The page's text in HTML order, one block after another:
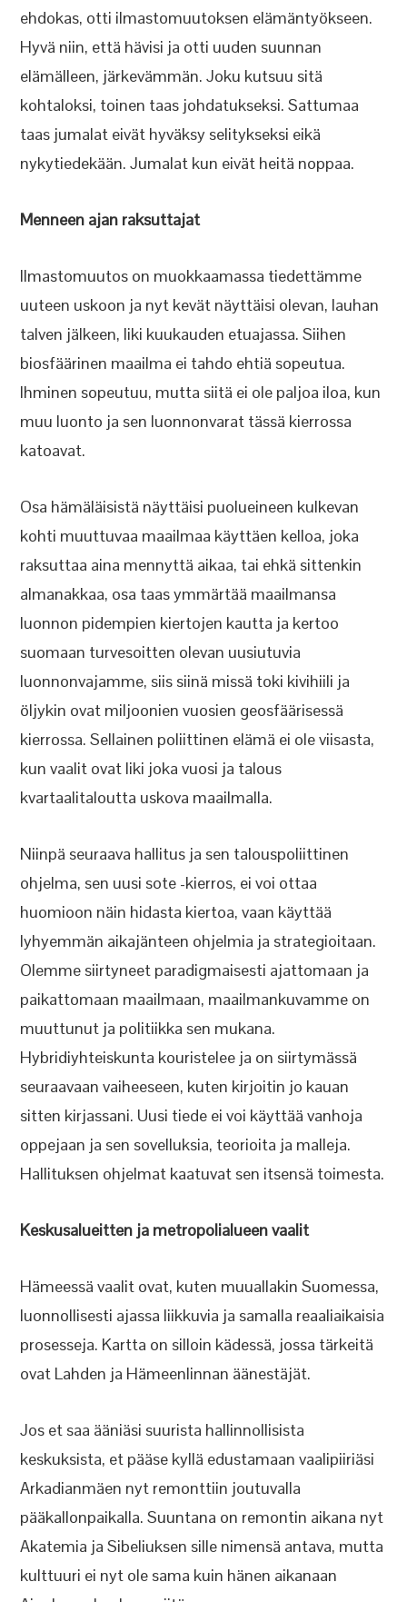
ehdokas, otti ilmastomuutoksen elämäntyökseen.
Hyvä niin, että hävisi ja otti uuden suunnan
elämälleen, järkevämmän. Joku kutsuu sitä
kohtaloksi, toinen taas johdatukseksi. Sattumaa
taas jumalat eivät hyväksy selitykseksi eikä
nykytiedekään. Jumalat kun eivät heitä noppaa.
Menneen ajan raksuttajat
Ilmastomuutos on muokkaamassa tiedettämme
uuteen uskoon ja nyt kevät näyttäisi olevan, lauhan
talven jälkeen, liki kuukauden etuajassa. Siihen
biosfäärinen maailma ei tahdo ehtiä sopeutua.
Ihminen sopeutuu, mutta siitä ei ole paljoa iloa, kun
muu luonto ja sen luonnonvarat tässä kierrossa
katoavat.
Osa hämäläisistä näyttäisi puolueineen kulkevan
kohti muuttuvaa maailmaa käyttäen kelloa, joka
raksuttaa aina mennyttä aikaa, tai ehkä sittenkin
almanakkaa, osa taas ymmärtää maailmansa
luonnon pidempien kiertojen kautta ja kertoo
suomaan turvesoitten olevan uusiutuvia
luonnonvajamme, siis siinä missä toki kivihiili ja
öljykin ovat miljoonien vuosien geosfäärisessä
kierrossa. Sellainen poliittinen elämä ei ole viisasta,
kun vaalit ovat liki joka vuosi ja talous
kvartaalitaloutta uskova maailmalla.
Niinpä seuraava hallitus ja sen talouspoliittinen
ohjelma, sen uusi sote -kierros, ei voi ottaa
huomioon näin hidasta kiertoa, vaan käyttää
lyhyemmän aikajänteen ohjelmia ja strategioitaan.
Olemme siirtyneet paradigmaisesti ajattomaan ja
paikattomaan maailmaan, maailmankuvamme on
muuttunut ja politiikka sen mukana.
Hybridiyhteiskunta kouristelee ja on siirtymässä
seuraavaan vaiheeseen, kuten kirjoitin jo kauan
sitten kirjassani. Uusi tiede ei voi käyttää vanhoja
oppejaan ja sen sovelluksia, teorioita ja malleja.
Hallituksen ohjelmat kaatuvat sen itsensä toimesta.
Keskusalueitten ja metropolialueen vaalit
Hämeessä vaalit ovat, kuten muuallakin Suomessa,
luonnollisesti ajassa liikkuvia ja samalla reaaliaikaisia
prosesseja. Kartta on silloin kädessä, jossa tärkeitä
ovat Lahden ja Hämeenlinnan äänestäjät.
Jos et saa ääniäsi suurista hallinnollisista
keskuksista, et pääse kyllä edustamaan vaalipiiriäsi
Arkadianmäen nyt remonttiin joutuvalla
pääkallonpaikalla. Suuntana on remontin aikana nyt
Akatemia ja Sibeliuksen sille nimensä antava, mutta
kulttuuri ei nyt ole sama kuin hänen aikanaan